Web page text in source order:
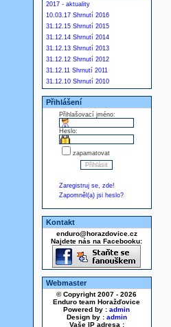
2017 - aktuality
10.03.17 Shrnutí 2016
31.12.15 Shrnutí 2015
31.12.14 Shrnutí 2014
31.12.13 Shrnutí 2013
31.12.12 Shrnutí 2012
31.12.11 Shrnutí 2011
31.12.10 Shrnutí 2010
Přihlášení
Přihlašovací jméno:
Heslo:
zapamatovat
Zaregistruj se, zde!
Zapomněl(a) jsi heslo?
Kontakt
enduro@horazdovice.cz
Najdete nás na Facebooku:
Webmaster
© Copyright 2007 - 2026
Enduro team Horažďovice
Powered by : admin
Design by : admin
Vaše IP adresa :